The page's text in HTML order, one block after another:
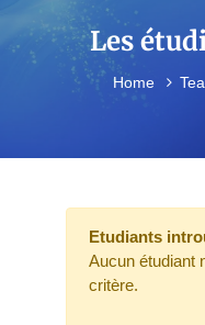
Les
Home
Etudiants
Aucun étudiant
critère.